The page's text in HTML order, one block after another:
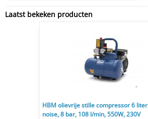
Laatst bekeken producten
HBM olievrije stille compressor 6
noise, 8 bar, 108 l/min, 550W, 230V